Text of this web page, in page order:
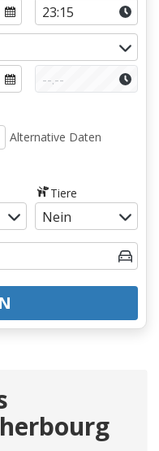
Alternative Daten
Tiere